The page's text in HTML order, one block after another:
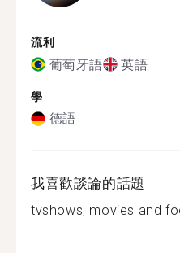
流利
葡萄牙語 英語
學
德語
我喜歡談論的話題
tvshows, movies and